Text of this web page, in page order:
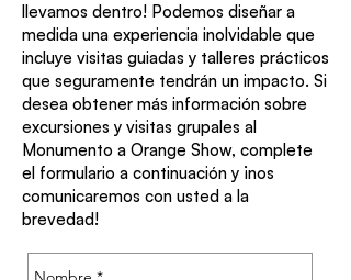
llevamos dentro! Podemos diseñar a
medida una experiencia inolvidable que
incluye visitas guiadas y talleres prácticos
que seguramente tendrán un impacto. Si
desea obtener más información sobre
excursiones y visitas grupales al
Monumento a Orange Show, complete
el formulario a continuación y ¡nos
comunicaremos con usted a la
brevedad!